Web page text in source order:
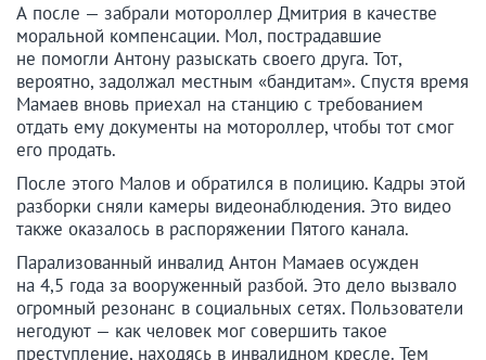
А после — забрали мотороллер Дмитрия в качестве
моральной компенсации. Мол, пострадавшие
не помогли Антону разыскать своего друга. Тот,
вероятно, задолжал местным «бандитам». Спустя время
Мамаев вновь приехал на станцию с требованием
отдать ему документы на мотороллер, чтобы тот смог
его продать.
После этого Малов и обратился в полицию. Кадры этой
разборки сняли камеры видеонаблюдения. Это видео
также оказалось в распоряжении Пятого канала.
Парализованный инвалид Антон Мамаев осужден
на 4,5 года за вооруженный разбой. Это дело вызвало
огромный резонанс в социальных сетях. Пользователи
негодуют — как человек мог совершить такое
преступление, находясь в инвалидном кресле. Тем